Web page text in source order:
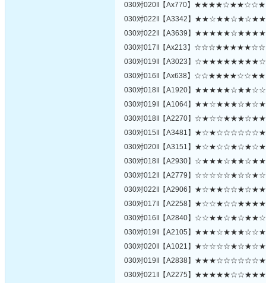
030对020‖【Ax770】
030对022‖【A3342】
030对022‖【A3639】
030对017‖【Ax213】
030对019‖【A3023】
030对016‖【Ax638】
030对018‖【A1920】
030对019‖【A1064】
030对018‖【A2270】
030对015‖【A3481】
030对020‖【A3151】
030对018‖【A2930】
030对012‖【A2779】
030对022‖【A2906】
030对017‖【A2258】
030对016‖【A2840】
030对019‖【A2105】
030对020‖【A1021】
030对019‖【A2838】
030对021‖【A2275】